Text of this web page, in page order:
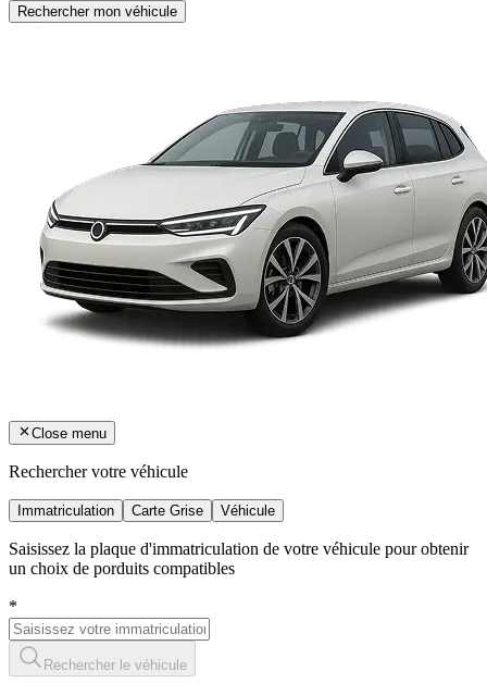
Rechercher mon véhicule
Close menu
Rechercher votre véhicule
Immatriculation Carte Grise Véhicule
Saisissez la plaque d'immatriculation de votre véhicule pour obtenir
un choix de porduits compatibles
*
Rechercher le véhicule